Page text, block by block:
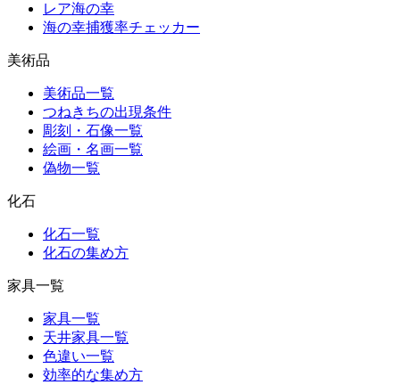
レア海の幸
海の幸捕獲率チェッカー
美術品
美術品一覧
つねきちの出現条件
彫刻・石像一覧
絵画・名画一覧
偽物一覧
化石
化石一覧
化石の集め方
家具一覧
家具一覧
天井家具一覧
色違い一覧
効率的な集め方